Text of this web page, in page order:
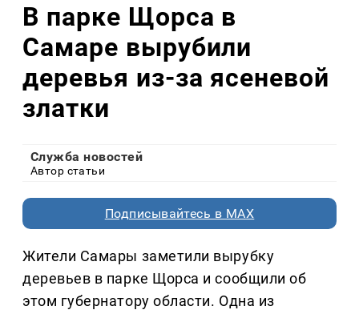
В парке Щорса в
Самаре вырубили
деревья из-за ясеневой
златки
Служба новостей
Автор статьи
Подписывайтесь в MAX
Жители Самары заметили вырубку
деревьев в парке Щорса и сообщили об
этом губернатору области. Одна из